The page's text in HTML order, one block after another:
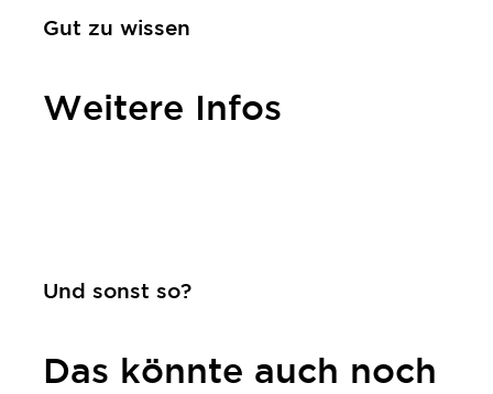
Gut zu wissen
Weitere Infos
Und sonst so?
Das könnte auch noch